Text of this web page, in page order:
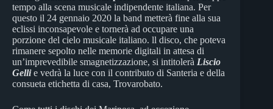
tempo alla scena musicale indipendente italiana. Per
questo il 24 gennaio 2020 la band metterà fine alla sua
eclissi inconsapevole e tornerà ad occupare una
porzione del cielo musicale italiano. ll disco, che poteva
rimanere sepolto nelle memorie digitali in attesa di
un’imprevedibile smagnetizzazione, si intitolerà Liscio
Gellie vedrà la luce con il contributo di Santeria e della
consueta etichetta di casa, Trovarobato.